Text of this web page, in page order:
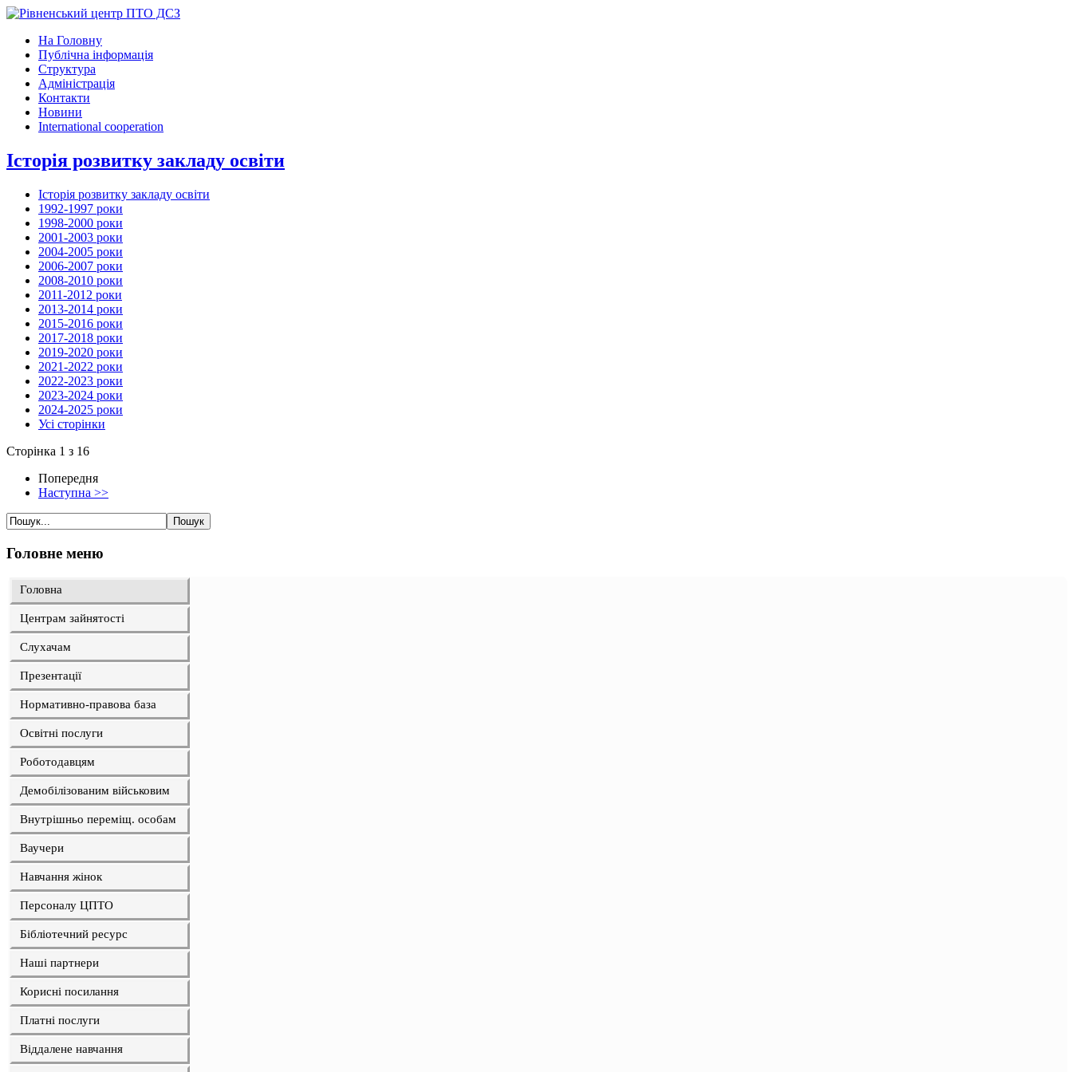
На Головну
Публічна інформація
Структура
Адміністрація
Контакти
Новини
International cooperation
Історія розвитку закладу освіти
Історія розвитку закладу освіти
1992-1997 роки
1998-2000 роки
2001-2003 роки
2004-2005 роки
2006-2007 роки
2008-2010 роки
2011-2012 роки
2013-2014 роки
2015-2016 роки
2017-2018 роки
2019-2020 роки
2021-2022 роки
2022-2023 роки
2023-2024 роки
2024-2025 роки
Усі сторінки
Сторінка 1 з 16
Попередня
Наступна >>
Головне меню
Головна
Центрам зайнятості
Слухачам
Презентації
Нормативно-правова база
Освітні послуги
Роботодавцям
Демобілізованим військовим
Внутрішньо переміщ. особам
Ваучери
Навчання жінок
Персоналу ЦПТО
Бібліотечний ресурс
Наші партнери
Корисні посилання
Платні послуги
Віддалене навчання